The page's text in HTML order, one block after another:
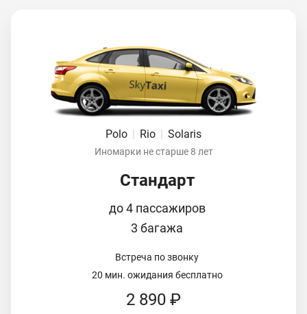
Polo | Rio | Solaris
Иномарки не старше 8 лет
Стандарт
до 4 пассажиров
3 багажа
Встреча по звонку
20 мин. ожидания бесплатно
2 890 ₽